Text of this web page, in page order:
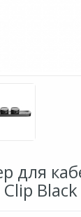
для
Black